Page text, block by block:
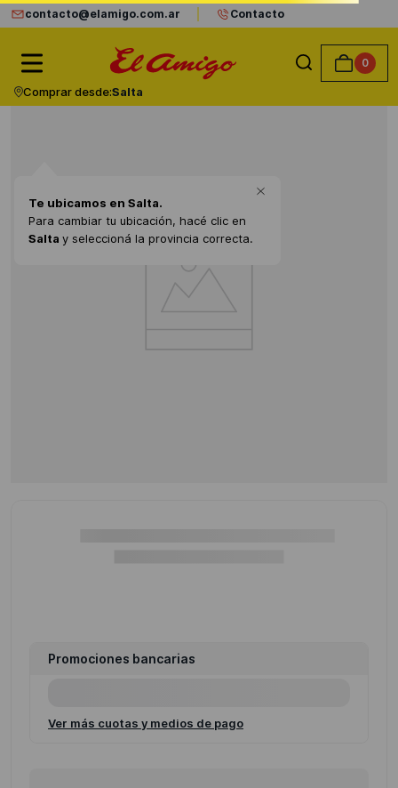
contacto@elamigo.com.ar Contacto
0
Comprar desde:Salta
Te ubicamos en Salta.
Para cambiar tu ubicación, hacé clic en
Salta y seleccioná la provincia correcta.
Promociones bancarias
Ver más cuotas y medios de pago